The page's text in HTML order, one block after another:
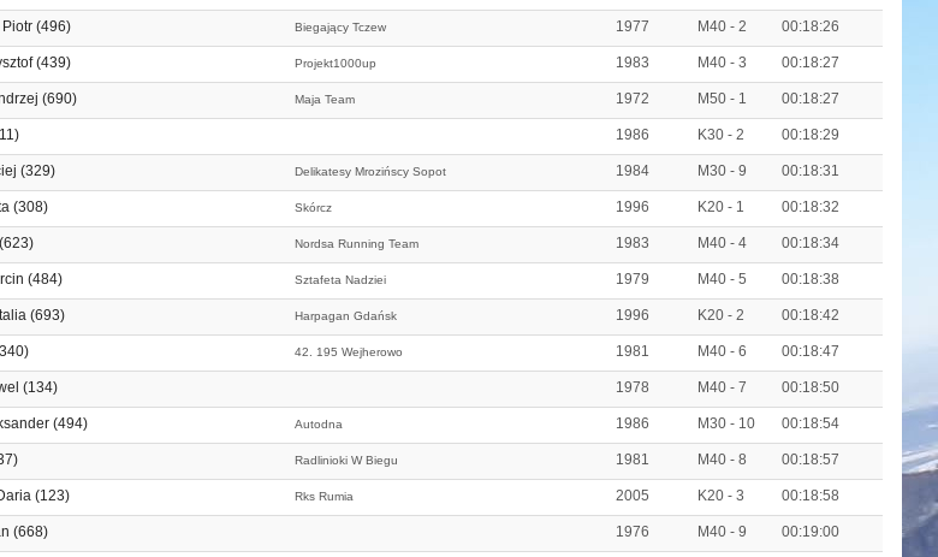
(496) Biegający Tczew 1977 M40 - 2 00:18:26
(439) Projekt1000up 1983 M40 - 3 00:18:27
(690) Maja Team 1972 M50 - 1 00:18:27
1986 K30 - 2 00:18:29
(329) Delikatesy Mrozińscy Sopot 1984 M30 - 9 00:18:31
(308) Skórcz 1996 K20 - 1 00:18:32
Nordsa Running Team 1983 M40 - 4 00:18:34
(484) Sztafeta Nadziei 1979 M40 - 5 00:18:38
(693) Harpagan Gdańsk 1996 K20 - 2 00:18:42
42. 195 Wejherowo 1981 M40 - 6 00:18:47
(134) 1978 M40 - 7 00:18:50
(494) Autodna 1986 M30 - 10 00:18:54
Radlinioki W Biegu 1981 M40 - 8 00:18:57
(123) Rks Rumia 2005 K20 - 3 00:18:58
(668) 1976 M40 - 9 00:19:00